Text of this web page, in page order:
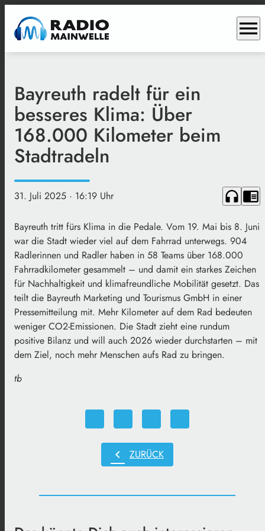
menu
Bayreuth radelt für ein
besseres Klima: Über
168.000 Kilometer beim
Stadtradeln
31. Juli 2025 · 16:19 Uhr headphones chrome_reader_mode
Bayreuth tritt fürs Klima in die Pedale. Vom 19. Mai bis 8. Juni
war die Stadt wieder viel auf dem Fahrrad unterwegs. 904
Radlerinnen und Radler haben in 58 Teams über 168.000
Fahrradkilometer gesammelt – und damit ein starkes Zeichen
für Nachhaltigkeit und klimafreundliche Mobilität gesetzt. Das
teilt die Bayreuth Marketing und Tourismus GmbH in einer
Pressemitteilung mit. Mehr Kilometer auf dem Rad bedeuten
weniger CO2-Emissionen. Die Stadt zieht eine rundum
positive Bilanz und will auch 2026 wieder durchstarten – mit
dem Ziel, noch mehr Menschen aufs Rad zu bringen.
tb
chevron_left ZURÜCK